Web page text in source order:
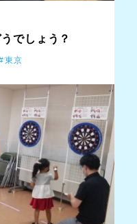
でしょう？
東京